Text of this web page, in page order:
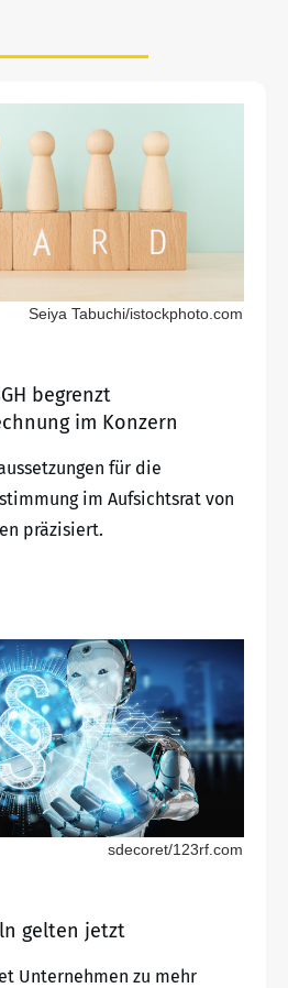
Seiya Tabuchi/istockphoto.com
begrenzt
im Konzern
für die
im Aufsichtsrat von
präzisiert.
sdecoret/123rf.com
gelten jetzt
Unternehmen zu mehr